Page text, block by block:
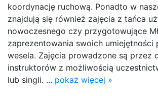
koordynację ruchową. Ponadto w
znajdują się również zajęcia z tańca
nowoczesnego czy przygotowujące
zaprezentowania swoich umiejętności
wesela. Zajęcia prowadzone są przez
instruktorów z możliwością
lub singli. ... pokaż więcej »